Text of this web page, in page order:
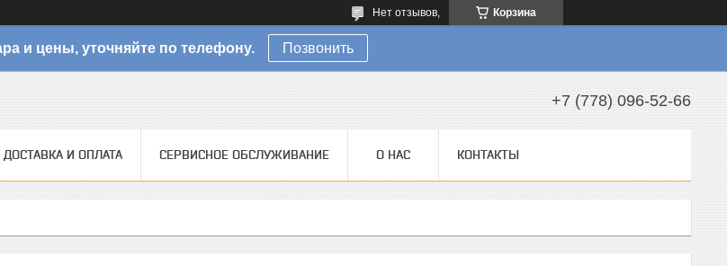
Корзина
Нет отзывов,
и цены, уточняйте по телефону. Позвонить
+7 (778) 096-52-66
ДОСТАВКА И ОПЛАТА СЕРВИСНОЕ ОБСЛУЖИВАНИЕ О НАС КОНТАКТЫ